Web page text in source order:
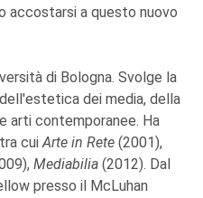
accostarsi a questo nuovo
di Bologna. Svolge la
dei media, della
arti contemporanee. Ha
cuiArte in Rete (2001),
Mediabilia (2012). Dal
presso il McLuhan